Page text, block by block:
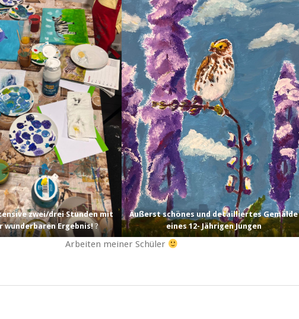
zwei/drei Stunden mit
wunderbaren Ergebnis!?
Äußerst schönes und detailliertes Gemälde
eines 12- Jährigen Jungen
Arbeiten meiner Schüler